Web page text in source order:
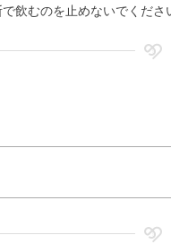
飲むのを止めないでくださ